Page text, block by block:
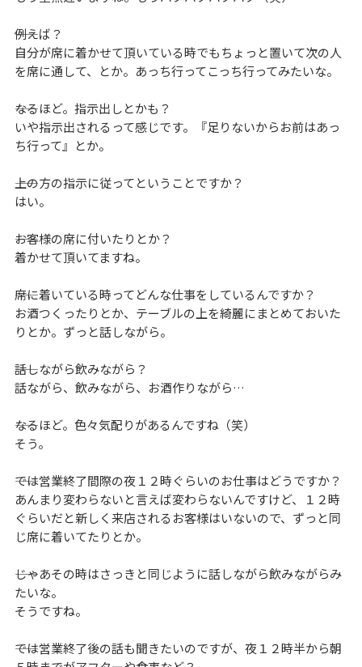
――例えば？
自分が席に着かせて頂いている時でもちょっと置いて次の人
を席に通して、とか。あっち行ってこっち行ってみたいな。
――なるほど。指示出しとかも？
いや指示出されるって感じです。『足りないからお前はあっ
ち行って』とか。
――上の方の指示に従ってということですか？
はい。
――お客様の席に付いたりとか？
着かせて頂いてますね。
――席に着いている時ってどんな仕事をしているんですか？
お酒つくったりとか、テーブルの上を綺麗にまとめておいた
りとか。ずっと話しながら。
――話しながら飲みながら？
話ながら、飲みながら、お酒作りながら…
――なるほど。色々気配りがあるんですね（笑）
そう。
――では営業終了間際の夜１２時ぐらいのお仕事はどうですか？
あんまり変わらないと言えば変わらないんですけど、１２時
ぐらいだと新しく来店されるお客様はいないので、ずっと同
じ席に着いてたりとか。
――じゃあその時はさっきと同じように話しながら飲みながらみ
たいな。
そうですね。
――では営業終了後の話も聞きたいのですが、夜１２時半から朝